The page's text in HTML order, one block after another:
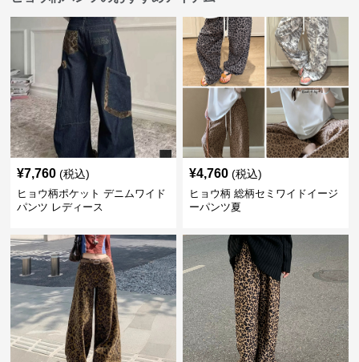
¥7,760 (税込)
ヒョウ柄ポケット デニムワイド
パンツ レディース
¥4,760 (税込)
ヒョウ柄 総柄セミワイドイージ
ーパンツ夏